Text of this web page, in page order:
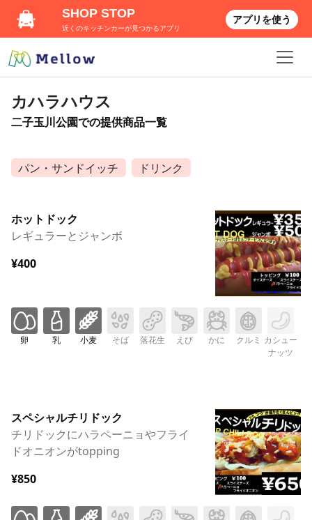
カハラハウス
二子玉川公園での提供商品一覧
パン・サンドイッチ ドリンク
ホットドック
レギュラーとジャンボ
¥400
卵 乳 小麦 そば 落花生 えび かに クルミ カシュー
ナッツ
スペシャルチリドック
チリドックにハラペーニョやフライ
ドオニオンがtopping
¥850
SHOP STOP
近くのキッチンカーが見つかるアプリ
アプリを使う